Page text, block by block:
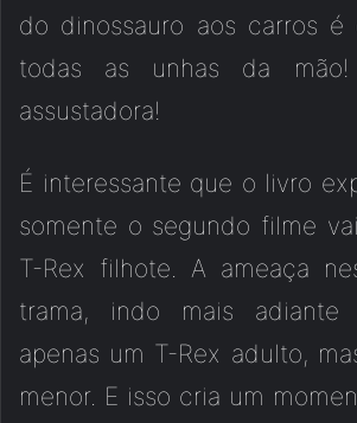
do dinossauro aos carros
todas as unhas da
assustadora!
É interessante que o livro
somente o segundo filme
T-Rex filhote. A ameaça
trama, indo mais adiante
apenas um T-Rex adulto,
menor. E isso cria um